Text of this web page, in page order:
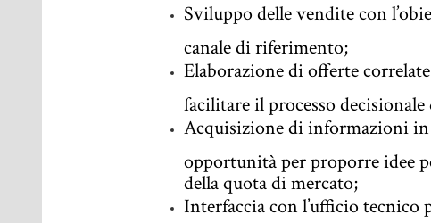
Sviluppo delle vendite con
canale di riferimento;
Elaborazione di offerte
facilitare il processo decisionale
Acquisizione di informazioni
opportunità per proporre idee
della quota di mercato;
Interfaccia con l’ufficio